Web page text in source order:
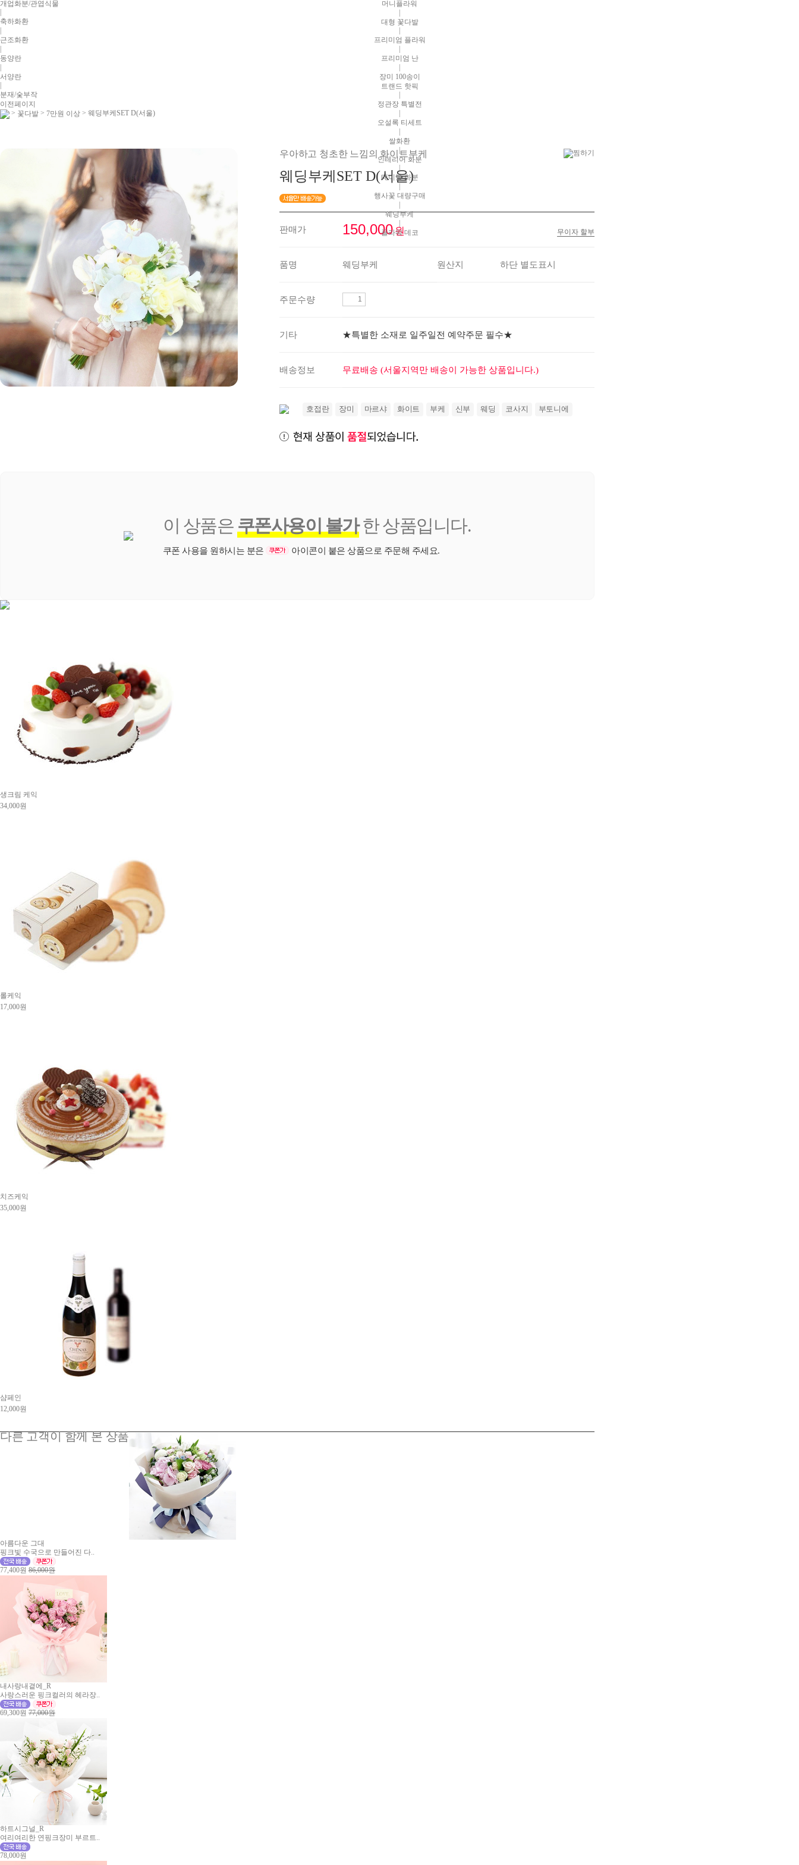
머니플라워
|
대형 꽃다발
프리미엄 플라워
프리미엄 난
|
장미 100송이
트랜드 핫픽
정관장 특별전
오설록 티세트
|
쌀화환
|
인테리어 화분
테이블 화분
행사꽃 대량구매
|
웨딩부케
|
플라워 데코
개업화분/관엽식물
축하화환
근조화환
|
동양란
|
서양란
분재/숯부작
이전페이지
> 꽃다발 > 7만원 이상 > 웨딩부케SET D(서울)
우아하고 청초한 느낌의 화이트부케
웨딩부케SET D(서울)
판매가 150,000원 무이자 할부
품명 웨딩부케 원산지 하단 별도표시
주문수량
기타 ★특별한 소재로 일주일전 예약주문 필수★
배송정보 무료배송 (서울지역만 배송이 가능한 상품입니다.)
호접란 장미 마르샤 화이트 부케 신부 웨딩 코사지 부토니에
이 상품은 쿠폰사용이 불가한 상품입니다.
쿠폰 사용을 원하시는 분은 아이콘이 붙은 상품으로 주문해 주세요.
생크림 케익
34,000원
롤케익
17,000원
치즈케익
35,000원
샴페인
12,000원
다른 고객이 함께 본 상품
아름다운 그대
핑크빛 수국으로 만들어진 다..
77,400원 86,000원
내사랑내곁에_R
사랑스러운 핑크컬러의 헤라장..
69,300원 77,000원
하트시그널_R
여리여리한 연핑크장미 부르트..
78,000원